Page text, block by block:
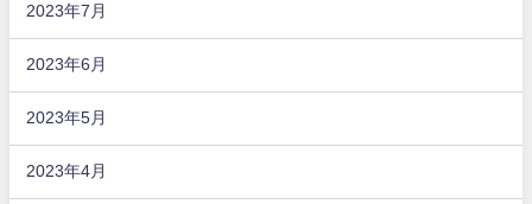
2023年7月
2023年6月
2023年5月
2023年4月